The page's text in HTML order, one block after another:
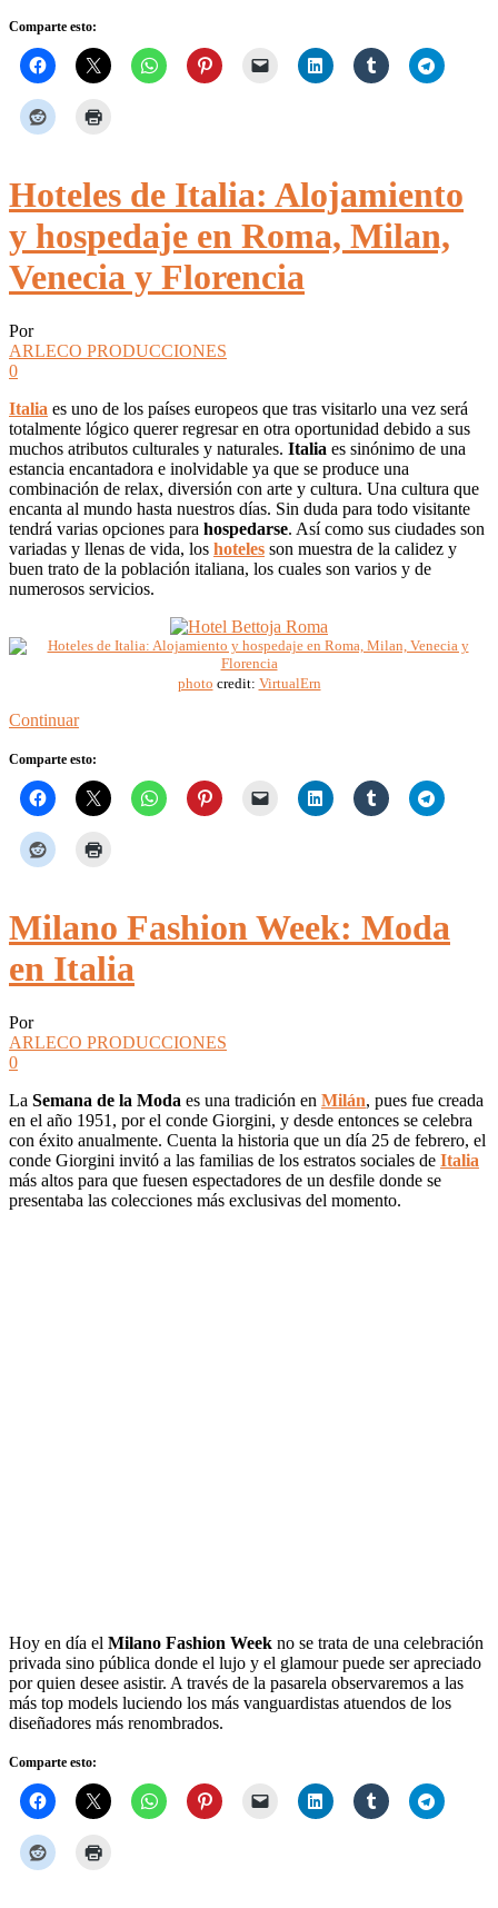
Comparte esto:
Hoteles de Italia: Alojamiento
y hospedaje en Roma, Milan,
Venecia y Florencia
Por
ARLECO PRODUCCIONES
0
Italia es uno de los países europeos que tras visitarlo una vez será
totalmente lógico querer regresar en otra oportunidad debido a sus
muchos atributos culturales y naturales. Italia es sinónimo de una
estancia encantadora e inolvidable ya que se produce una
combinación de relax, diversión con arte y cultura. Una cultura que
encanta al mundo hasta nuestros días. Sin duda para todo visitante
tendrá varias opciones para hospedarse. Así como sus ciudades son
variadas y llenas de vida, los hoteles son muestra de la calidez y
buen trato de la población italiana, los cuales son varios y de
numerosos servicios.
photo credit: VirtualErn
Continuar
Comparte esto:
Milano Fashion Week: Moda
en Italia
Por
ARLECO PRODUCCIONES
0
La Semana de la Moda es una tradición en Milán, pues fue creada
en el año 1951, por el conde Giorgini, y desde entonces se celebra
con éxito anualmente. Cuenta la historia que un día 25 de febrero, el
conde Giorgini invitó a las familias de los estratos sociales de Italia
más altos para que fuesen espectadores de un desfile donde se
presentaba las colecciones más exclusivas del momento.
Hoy en día el Milano Fashion Week no se trata de una celebración
privada sino pública donde el lujo y el glamour puede ser apreciado
por quien desee asistir. A través de la pasarela observaremos a las
más top models luciendo los más vanguardistas atuendos de los
diseñadores más renombrados.
Comparte esto: